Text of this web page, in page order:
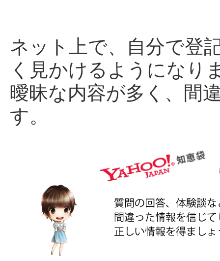
ネット上で、自分で登
く見かけるようになり
曖昧な内容が多く、間
す。